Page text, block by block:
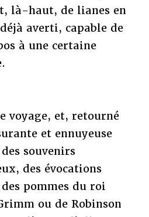
là-haut, de lianes en
averti, capable de
à une certaine
voyage, et, retourné
et ennuyeuse
souvenirs
des évocations
pommes du roi
ou de Robinson